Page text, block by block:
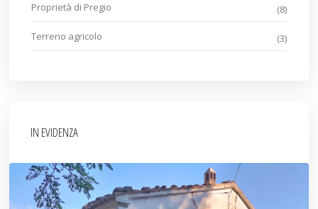
Proprietà di Pregio (8)
Terreno agricolo (3)
IN EVIDENZA